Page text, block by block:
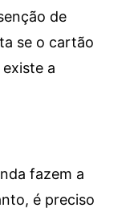
de
se o cartão
a
fazem a
é preciso